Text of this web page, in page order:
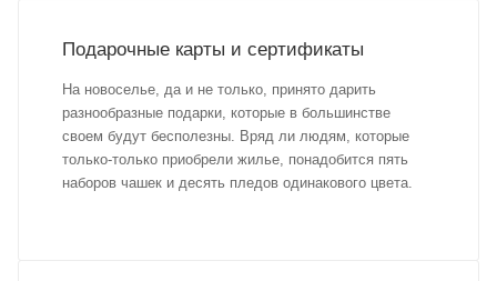
Подарочные карты и сертификаты
На новоселье, да и не только, принято дарить
разнообразные подарки, которые в большинстве
своем будут бесполезны. Вряд ли людям, которые
только-только приобрели жилье, понадобится пять
наборов чашек и десять пледов одинакового цвета.